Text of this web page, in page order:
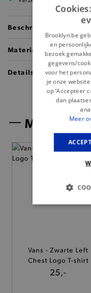
Beschrijving
Materiaal
Details
Misschien
Vans - Zwarte Left
Chest Logo T-shirt
25,-
Brooklyn.be
en
bezoek
gegevens/
voor het
je onze
op ‘Accepteer
dan
Meer
BASIS